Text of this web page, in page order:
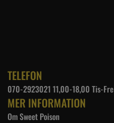
TELEFON
070-2923021 11,00-18,00 Tis-Fre
MER INFORMATION
Om Sweet Poison